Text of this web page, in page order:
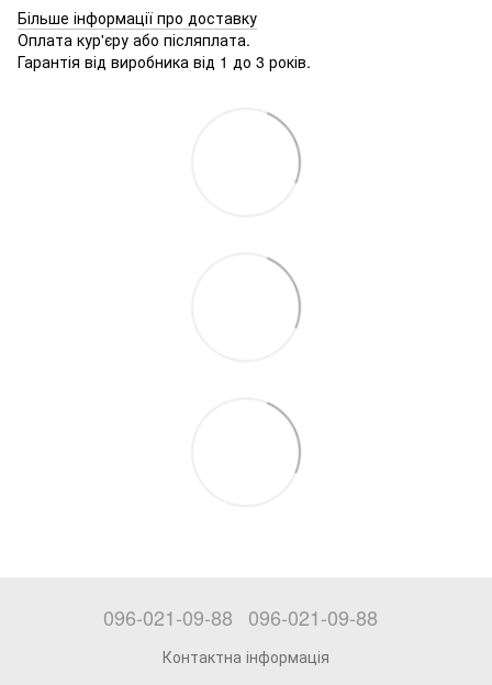
Більше інформації про доставку
Оплата кур'єру або післяплата.
Гарантія від виробника від 1 до 3 років.
096-021-09-88 096-021-09-88
Контактна інформація